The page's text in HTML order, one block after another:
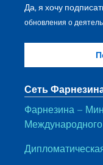
Да, я хочу
обновления о
Сеть
Фарнезина –